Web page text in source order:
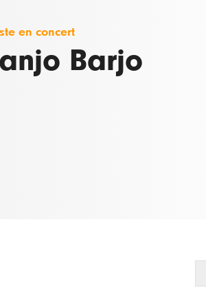
en concert
Barjo